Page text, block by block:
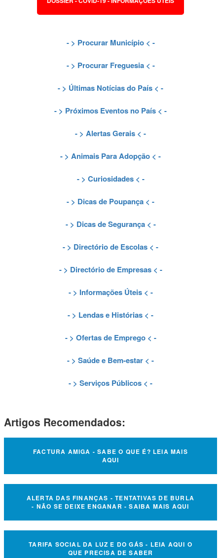
- > Procurar Município< -
- > Procurar Freguesia< -
- > Últimas Notícias do País < -
- > Próximos Eventos no País < -
- > Alertas Gerais < -
- > Animais Para Adopção < -
- > Curiosidades< -
- > Dicas de Poupança < -
- > Dicas de Segurança< -
- > Directório de Escolas < -
- > Directório de Empresas< -
- > Informações Úteis< -
- > Lendas e Histórias < -
- > Ofertas de Emprego< -
- > Saúde e Bem-estar < -
- > Serviços Públicos < -
Artigos Recomendados:
FACTURA AMIGA - SABE O QUE É? LEIA MAIS
AQUI
ALERTA DAS FINANÇAS - TENTATIVAS DE BURLA
- NÃO SE DEIXE ENGANAR - SAIBA MAIS AQUI
TARIFA SOCIAL DA LUZ E DO GÁS - LEIA AQUI O
QUE PRECISA DE SABER